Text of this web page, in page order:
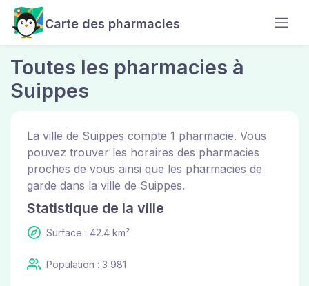
Carte des pharmacies
Toutes les pharmacies à
Suippes
La ville de Suippes compte 1 pharmacie. Vous
pouvez trouver les horaires des pharmacies
proches de vous ainsi que les pharmacies de
garde dans la ville de Suippes.
Statistique de la ville
Surface : 42.4 km²
Population : 3 981